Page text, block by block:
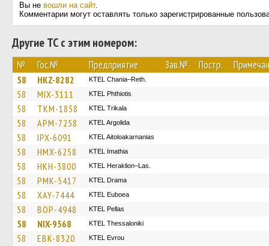
Вы не вошли на сайт.
Комментарии могут оставлять только зарегистрированные
Другие ТС с этим номером:
№ Гос.№ Предприятие Зав.№ Постр.
58 HKZ-8282 KTEL Chania–Reth.
58 MIX-3111 ΚΤΕL Phthiotis
58 TKM-1858 ΚΤΕL Τrikala
58 APM-7258 KTEL Argolida
58 IPX-6091 KTEL Aitoloakarnanias
58 HMX-6258 KTEL Imathia
58 HKH-3800 KTEL Heraklion–Las.
58 PMK-5417 KTEL Drama
58 XAY-7444 ΚΤΕL Euboea
58 BOP-4948 KTEL Pellas
58 NIX-9568 KTEL Thessaloniki
58 EBK-8320 KTEL Evrou